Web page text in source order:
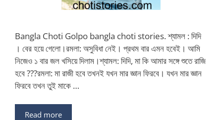
Bangla Choti Golpo bangla choti stories. শ্যামল : দিদি
। বের হয়ে গেলো।রমলা: অসুবিধা নেই। প্রথম বার এমন হবেই। আমি
নিজেও ১ বার জল খসিয়ে দিলাম।শ্যামল: দিদি, মা কি আমার সঙ্গে শুতে রাজি
হবে ???রমলা: মা রাজী হবে তখনই যখন মার জ্ঞান ফিরবে। যখন মার জ্ঞান
ফিরবে তখন তুই মাকে …
Read more